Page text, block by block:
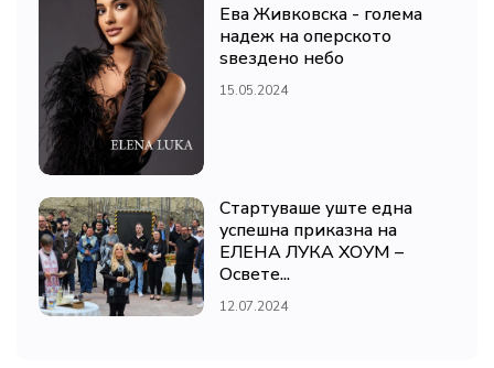
Ева Живковска - голема
надеж на оперското
ѕвездено небо
15.05.2024
Стартуваше уште една
успешна приказна на
ЕЛЕНА ЛУКА ХОУМ –
Освете...
12.07.2024